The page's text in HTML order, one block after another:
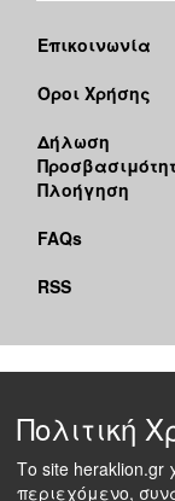
Επικοινωνία
Όροι Χρήσης
Δήλωση
Πλοήγηση
FAQs
RSS
Πολιτική
Το site heraklion.gr
περιεχόμενο,